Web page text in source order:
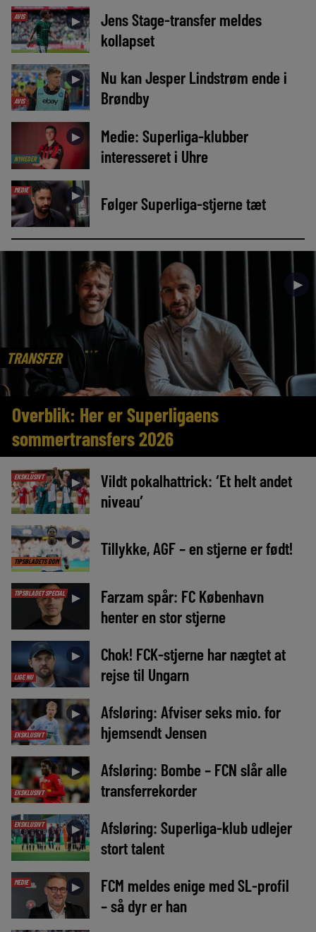
AVIS ►
Jens Stage-transfer meldes
kollapset
AVIS
►
Nu kan Jesper Lindstrøm ende i
Brøndby
NYHEDER
►
Medie: Superliga-klubber
interesseret i Uhre
MEDIE ► Følger Superliga-stjerne tæt
TRANSFER
►
Overblik: Her er Superligaens
sommertransfers 2026
EKSKLUSIVT ►
Vildt pokalhattrick: ‘Et helt andet
niveau’
TIPSBLADETS DOM
► Tillykke, AGF – en stjerne er født!
TIPSBLADET SPECIAL ►
Farzam spår: FC København
henter en stor stjerne
LIGE NU
►
Chok! FCK-stjerne har nægtet at
rejse til Ungarn
EKSKLUSIVT
►
Afsløring: Afviser seks mio. for
hjemsendt Jensen
EKSKLUSIVT
►
Afsløring: Bombe – FCN slår alle
transferrekorder
EKSKLUSIVT ►
Afsløring: Superliga-klub udlejer
stort talent
MEDIE ►
FCM meldes enige med SL-profil
– så dyr er han